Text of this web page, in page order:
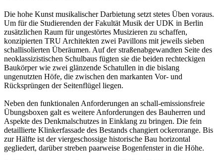
Die hohe Kunst musikalischer Darbietung setzt stetes Üben voraus.
Um für die Studierenden der Fakultät Musik der UDK in Berlin
zusätzlichen Raum für ungestörtes Musizieren zu schaffen,
konzipierten TRU Architekten zwei Pavillons mit jeweils sieben
schallisolierten Überäumen. Auf der straßenabgewandten Seite des
neoklassizistischen Schulbaus fügten sie die beiden rechteckigen
Baukörper wie zwei glänzende Schatullen in die bislang
ungenutzten Höfe, die zwischen den markanten Vor- und
Rücksprüngen der Seitenflügel liegen.
Neben den funktionalen Anforderungen an schall-emissionsfreie
Übungsboxen galt es weitere Anforderungen des Bauherren und
Aspekte des Denkmalschutzes in Einklang zu bringen. Die fein
detaillierte Klinkerfassade des Bestands changiert ockerorange. Bis
zur Hälfte ist der viergeschossige historische Bau horizontal
gegliedert, darüber streben paarweise Bogenfenster in die Höhe.